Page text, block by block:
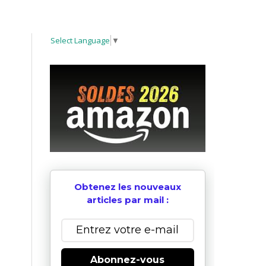
Select Language ▼
Obtenez les nouveaux
articles par mail :
Abonnez-vous